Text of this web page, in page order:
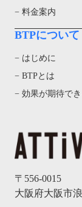
〒556-0015
大阪府大阪市
− 料金案内
BTPについて
− はじめに
− BTPとは
− 効果が期待で